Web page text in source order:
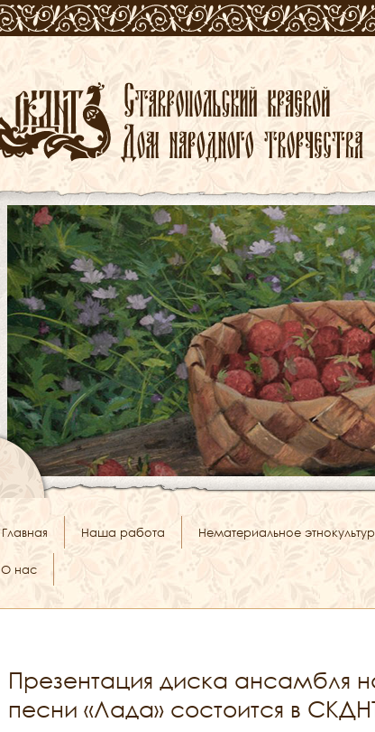
2026 год
Главная Наша работа Нематериальное
О нас
Презентация диска ансамбля
песни «Лада» состоится в